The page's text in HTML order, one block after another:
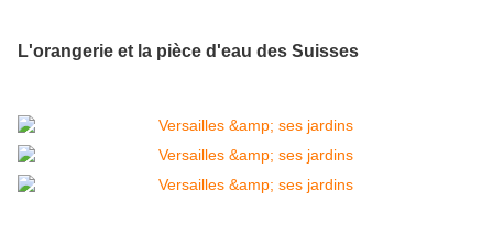
L'orangerie et la pièce d'eau des Suisses